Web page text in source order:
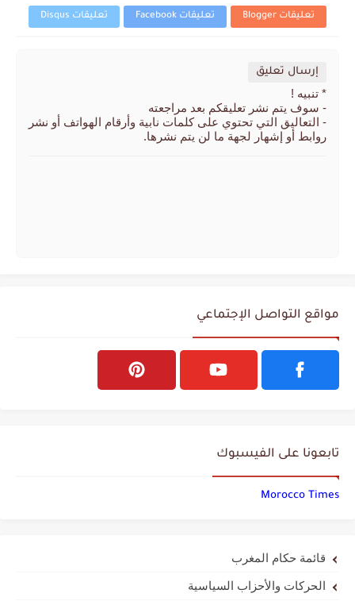
تعليقات Blogger تعليقات Facebook تعليقات Disqus
إرسال تعليق
* تنبيه !
- سوف يتم نشر تعليقكم بعد مراجعته
- التعاليق التي تحتوي على كلمات نابية وأرقام الهواتف أو نشر
روابط أو إشهار لجهة ما لن يتم نشرها.
مواقع التواصل الإجتماعي
تابعونا على الفيسبوك
قائمة حكام المغرب
الحركات والأحزاب السياسية